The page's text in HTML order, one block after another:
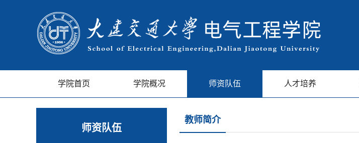
学院首页 学院概况 师资队伍 人才培养
师资队伍
教师简介